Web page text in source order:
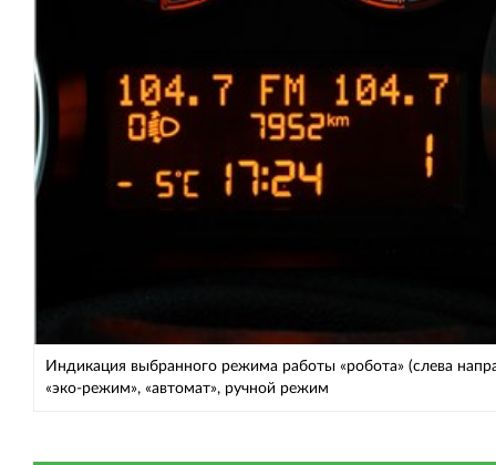
Индикация выбранного режима работы «робота» (слева
«эко-режим», «автомат», ручной режим